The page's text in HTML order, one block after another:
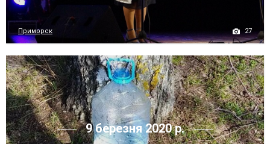
Приморск 27
9 березня 2020 р.